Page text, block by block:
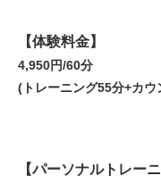
【体験料金】
4,950円/60分
(トレーニング55分+カウ
【パーソナルトレー